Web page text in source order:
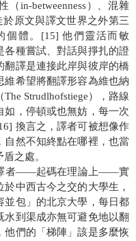
（in-betweenness）、混雜
原文與譯文世界之外第三
個體。[15] 他們靈活而敏
各種嘗試、對話與掙扎的證
翻譯是連接此岸與彼岸的橋
維希望將翻譯形容為維也納
Strudlhofstiege），路線
如，停頓或也無妨，每一次
換言之，譯者可被想像作
自然不知終點在哪裡，也當
之處。
者——起碼在理論上——實
中西古今之交的大學生，
並包」的北京大學，每日都
水到渠成亦無可避免地以翻
他們的「梯陣」該是多麼恢